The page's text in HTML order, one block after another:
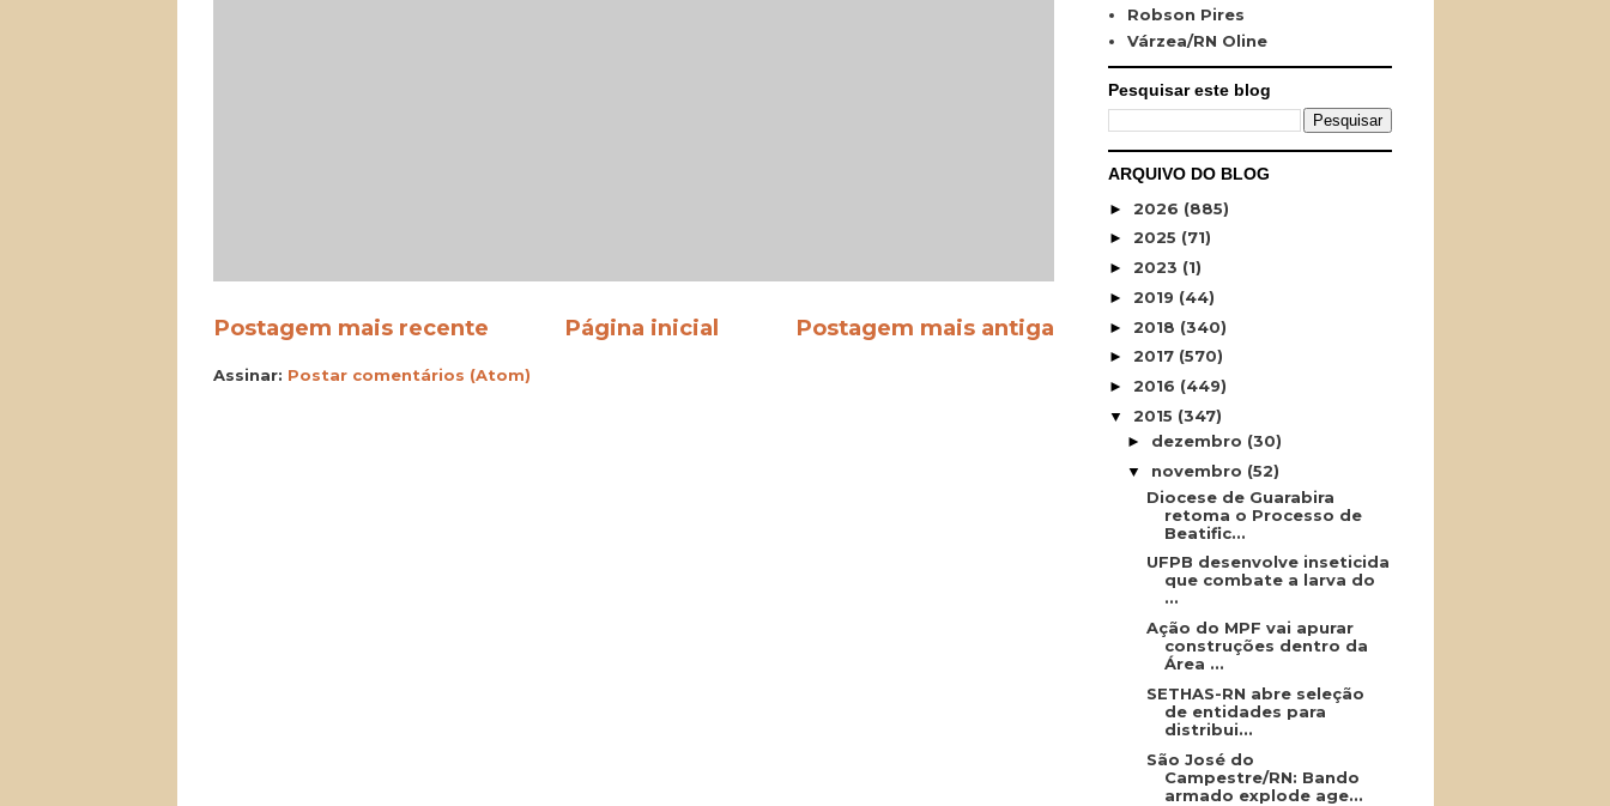
Postagem mais recente Postagem mais antiga
Página inicial
Assinar: Postar comentários (Atom)
Robson Pires
Várzea/RN Oline
Pesquisar este blog
ARQUIVO DO BLOG
► 2026 (885)
► 2025 (71)
► 2023 (1)
► 2019 (44)
► 2018 (340)
► 2017 (570)
► 2016 (449)
▼ 2015 (347)
► dezembro (30)
▼ novembro (52)
Diocese de Guarabira
retoma o Processo de
Beatific...
UFPB desenvolve inseticida
que combate a larva do
...
Ação do MPF vai apurar
construções dentro da
Área ...
SETHAS-RN abre seleção
de entidades para
distribui...
São José do
Campestre/RN: Bando
armado explode age...